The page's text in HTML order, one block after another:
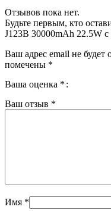
Отзывов пока нет.
Будьте первым, кто
J123B 30000mAh 22.5W
Ваш адрес email не будет
помечены *
Ваша оценка *
Ваш отзыв *
Имя *